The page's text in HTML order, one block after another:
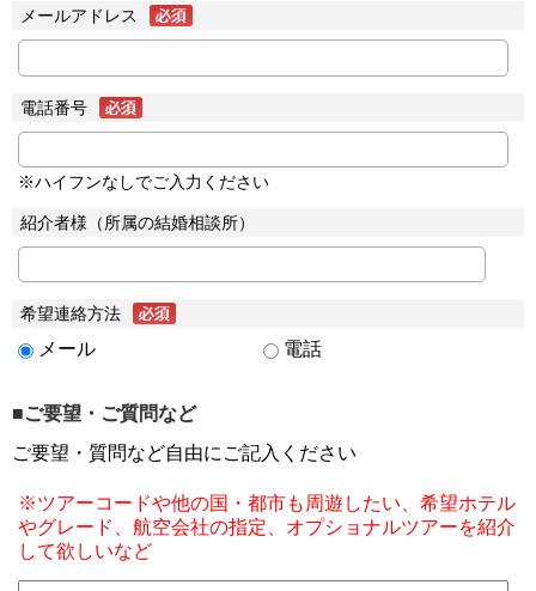
メールアドレス
電話番号
※ハイフンなしでご入力ください
紹介者様（所属の結婚相談所）
希望連絡方法
メール 電話
■ご要望・ご質問など
ご要望・質問など自由にご記入ください
※ツアーコードや他の国・都市も周遊したい、希望ホテル
やグレード、航空会社の指定、オプショナルツアーを紹介
して欲しいなど